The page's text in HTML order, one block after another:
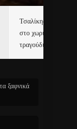
Τσαλίκης,
στο χωριό του Άι
τραγούδι και video
ξαφνικά